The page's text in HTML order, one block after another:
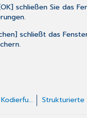
schließen Sie das
schließt das
Sperren der Kodierfunktion